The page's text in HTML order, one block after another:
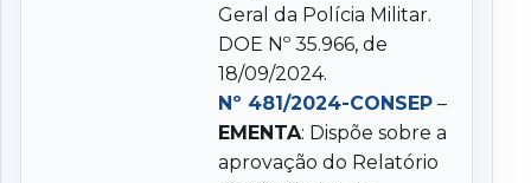
Geral da Polícia Militar.
DOE Nº 35.966, de
18/09/2024.
Nº 481/2024-CONSEP –
EMENTA: Dispõe sobre a
aprovação do Relatório